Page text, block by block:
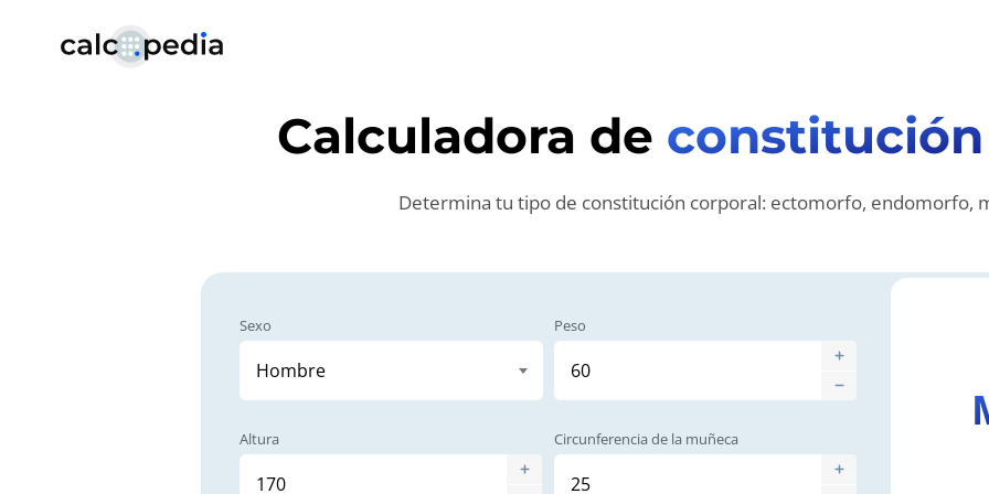
Calculadora de
Determina tu tipo de constitución corporal: ectomorfo, endomorfo,
Sexo Peso
Altura Circunferencia de la muñeca